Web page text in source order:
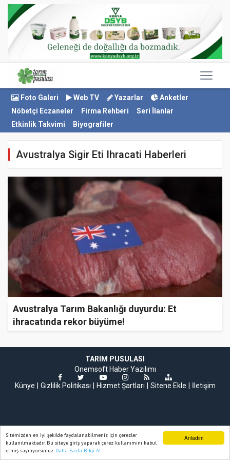
Anladım
Sitemizden en iyi şekilde faydalanabilmeniz için çerezler
kullanılmaktadır. Bu siteye giriş yaparak çerez kullanımını kabul
etmiş sayılıyorsunuz. Daha Fazla Bilgi Al
Foto Galeri Web TV Yazarlar
Anketler
Nöbetçi Eczaneler
Firma Rehberi
Seri İlanlar
Etkinlik Takvimi
Biyografiler
Avustralya Sigir Eti Ihracati Haberleri
Avustralya Tarım Bakanlığı duyurdu: Et
ihracatında rekor büyüme!
TARIM PUSULASI
Onemsoft Haber Yazılımı
Künye
Gizlilik Politikası Hizmet Şartları Sitene Ekle İletişim
Ana Sayfa Web TV